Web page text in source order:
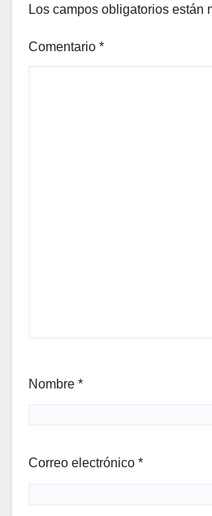
Los campos obligatorios están
Comentario *
Nombre *
Correo electrónico *